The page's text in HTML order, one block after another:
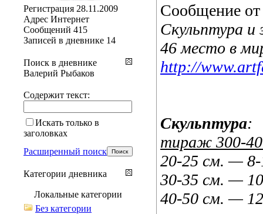
Сообщение
Скульптура
46 место в
http://
Скульптура:
тираж 300-
20-25 см. —
30-35 см. —
40-50 см. —
Регистрация 28.11.2009
Адрес Интернет
Сообщений 415
Записей в дневнике 14
Поиск в дневнике
Валерий Рыбаков
Содержит текст:
Искать только в
заголовках
Расширенный поиск
Категории дневника
Локальные категории
Без категории